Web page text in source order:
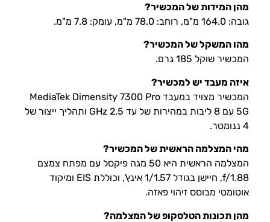
מהן המידות של המכשיר?
גובה: 164.0 מ"מ, רוחב: 78.0 מ"מ, עומק: 7.8 מ"מ.
מהו המשקל של המכשיר?
המכשיר שוקל 185 גרם.
איזה מעבד יש למכשיר?
המכשיר מצויד במעבד MediaTek Dimensity 7300 Pro
5G עם 8 ליבות במהירות של עד 2.5 GHz ותהליך ייצור של
4 ננומטר.
מהי המצלמה הראשית של המכשיר?
המצלמה הראשית היא 50 מגה פיקסל עם מפתח צמצם
f/1.88, חיישן בגודל 1/1.57 אינץ', וכוללת EIS ומיקוד
אוטומטי מבוסס זיהוי פאזה.
מהן תכונות הטלסקופ של המצלמה?